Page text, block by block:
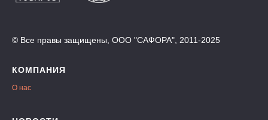
© Все правы защищены, ООО "САФОРА", 2011-2025
КОМПАНИЯ
О нас